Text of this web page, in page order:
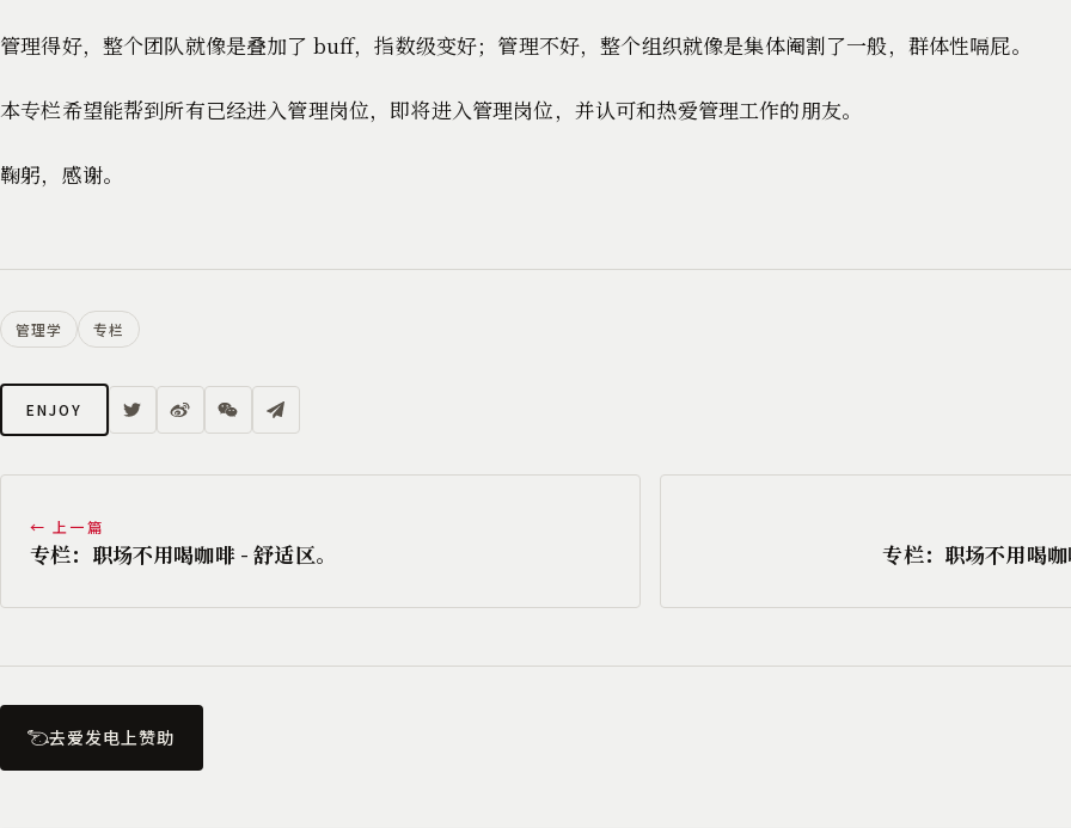
管理得好，整个团队就像是叠加了 buff，指数级变好；管理不好，整个组织就像是集体阉割了一般，群体性嗝屁。
本专栏希望能帮到所有已经进入管理岗位，即将进入管理岗位，并认可和热爱管理工作的朋友。
鞠躬，感谢。
管理学 专栏
ENJOY
← 上一篇
专栏：职场不用喝咖啡 - 舒适区。 专栏：职场不用喝咖
去爱发电上赞助